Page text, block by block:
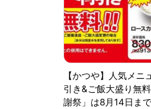
【かつや】人気メニ
引き&ご飯大盛り無
謝祭」は8月14日まで